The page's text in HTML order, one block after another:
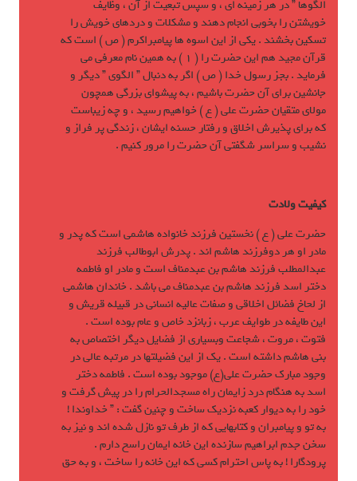
الگوها ” در هر زمينه ای ، و سپس تبعيت از آن ، وظايف
خويشتن را بخوبی انجام دهند و مشکلات و دردهای خويش را
تسکين بخشند . يکی از اين اسوه ها پيامبراکرم ( ص ) است که
قرآن مجيد هم اين حضرت را ( 1 ) به همين نام معرفی مي
فرمايد . بجز رسول خدا ( ص ) اگر به دنبال ” الگوی ” ديگر و
جانشين برای آن حضرت باشيم ، به پيشوای بزرگی همچون
مولای متقيان حضرت علی ( ع ) خواهيم رسيد ، و چه زيباست
که برای پذيرش اخلاق و رفتار حسنه ايشان ، زندگی پر فراز و
نشيب و سراسر شگفتی آن حضرت را مرور کنيم .
کيفيت ولادت
حضرت علی ( ع ) نخستين فرزند خانواده هاشمی است که پدر و
مادر او هر دوفرزند هاشم اند . پدرش ابوطالب فرزند
عبدالمطلب فرزند هاشم بن عبدمناف است و مادر او فاطمه
دختر اسد فرزند هاشم بن عبدمناف مي باشد . خاندان هاشمی
از لحاخ فضائل اخلاقی و صفات عاليه انسانی در قبيله قريش و
اين طايفه در طوايف عرب ، زبانزد خاص و عام بوده است .
فتوت ، مروت ، شجاعت وبسياری از فضايل ديگر اختصاص به
بني هاشم داشته است . يک از اين فضيلتها در مرتبه عالی در
وجود مبارک حضرت علی(ع) موجود بوده است . فاطمه دختر
اسد به هنگام درد زايمان راه مسجدالحرام را در پيش گرفت و
خود را به ديوار کعبه نزديک ساخت و چنين گفت : ” خداوندا !
به تو و پيامبران و کتابهايی که از طرف تو نازل شده اند و نيز به
سخن جدم ابراهيم سازنده اين خانه ايمان راسخ دارم .
پرودگارا ! به پاس احترام کسی که اين خانه را ساخت ، و به حق